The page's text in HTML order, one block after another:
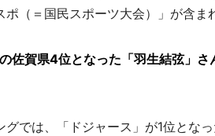
（＝国民スポーツ大会）」が含ま
佐賀県4位となった「羽生結弦」さ
では、「ドジャース」が1位とな